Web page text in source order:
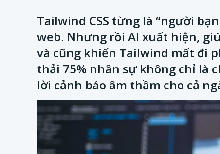
Tailwind CSS từng là “người
web. Nhưng rồi AI xuất hiện,
và cũng khiến Tailwind mất đi
thải 75% nhân sự không chỉ là
lời cảnh báo âm thầm cho cả